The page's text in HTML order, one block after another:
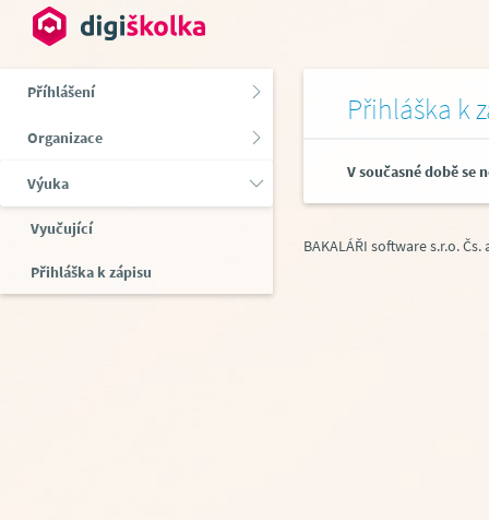
Příhlášení
Organizace
Výuka
Vyučující
Přihláška k zápisu
Přihláška k
V současné době
BAKALÁŘI software s.r.o.Čs.